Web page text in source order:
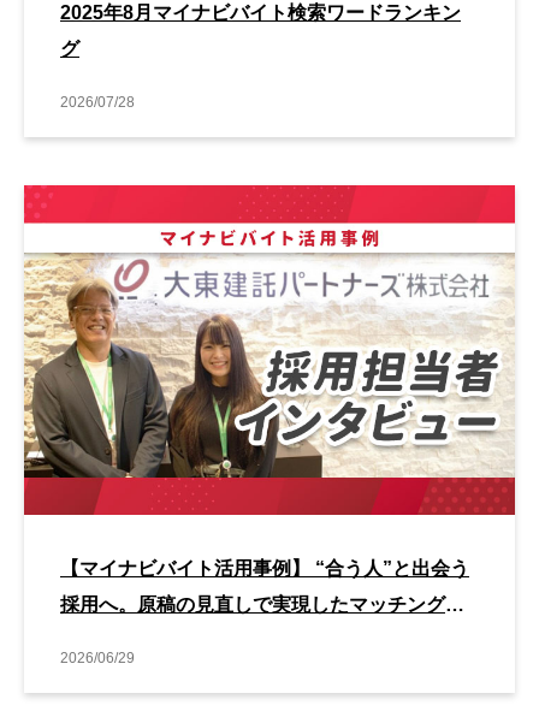
2025年8月マイナビバイト検索ワードランキン
グ
2026/07/28
【マイナビバイト活用事例】 “合う人”と出会う
採用へ。原稿の見直しで実現したマッチング改
2026/06/29